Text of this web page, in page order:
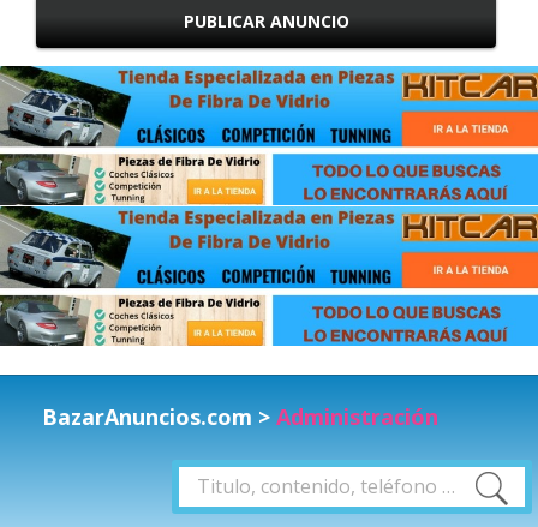
PUBLICAR ANUNCIO
BazarAnuncios.com > Administración
Buscar
por:
Buscar